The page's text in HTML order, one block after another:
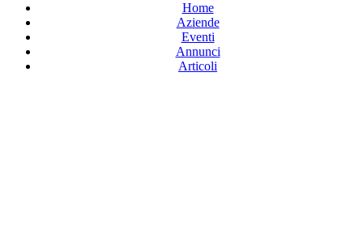
Home
Aziende
Eventi
Annunci
Articoli